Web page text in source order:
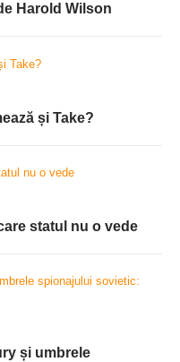
Harold Wilson
și Take?
statul nu o vede
și umbrele